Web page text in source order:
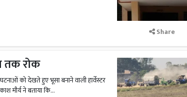
Share
तक रोक
को देखते हुए भूसा बनाने वाली हार्वेस्टर
मौर्य ने बताया कि...